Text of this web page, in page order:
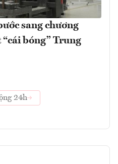
sang chương
bóng” Trung
24h